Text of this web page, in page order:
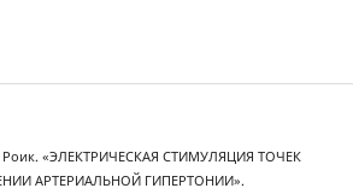
Роик. «ЭЛЕКТРИЧЕСКАЯ СТИМУЛЯЦИЯ ТОЧЕК
АРТЕРИАЛЬНОЙ ГИПЕРТОНИИ».